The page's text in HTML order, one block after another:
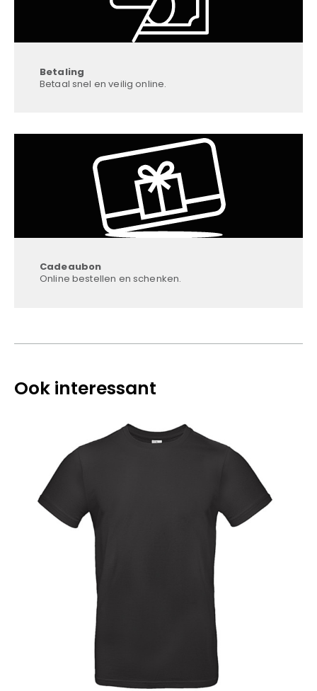
Betaling
Betaal snel en veilig online.
Cadeaubon
Online bestellen en schenken.
Ook interessant